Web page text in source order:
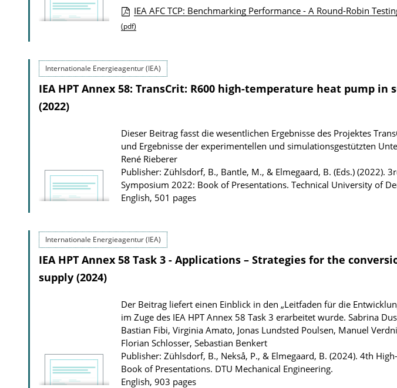
D
o
n
l
o
s
P
b
l
i
t
i
o
n
D
w
n
a
d
s
IEA AFC TCP: Benchmarking Performance - A Round-Robin
(pdf)
Internationale Energieagentur (IEA)
IEA HPT Annex 58: TransCrit: R600 high-temperature heat pump
(2022)
Dieser Beitrag fasst die wesentlichen Ergebnisse des Projektes
und Ergebnisse der experimentellen und simulationsgestützten
René Rieberer
Publisher: Zühlsdorf, B., Bantle, M., & Elmegaard, B. (Eds.) (2022).
Symposium 2022: Book of Presentations. Technical University of
English, 501 pages
Internationale Energieagentur (IEA)
IEA HPT Annex 58 Task 3 - Applications – Strategies for the
supply (2024)
Der Beitrag liefert einen Einblick in den „Leitfaden für die
im Zuge des IEA HPT Annex 58 Task 3 erarbeitet wurde. Sabrina
Bastian Fibi, Virginia Amato, Jonas Lundsted Poulsen, Manuel
Florian Schlosser, Sebastian Benkert
Publisher: Zühlsdorf, B., Nekså, P., & Elmegaard, B. (2024). 4th
Book of Presentations. DTU Mechanical Engineering.
English, 903 pages